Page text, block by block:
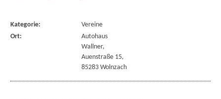
Kategorie:
Vereine
Ort:
Autohaus
Wallner,
Auenstraße 15,
85283 Wolnzach